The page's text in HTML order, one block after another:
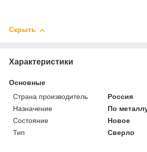
Скрыть
Характеристики
Основные
Страна производитель
Россия
Назначение
По
Состояние
Новое
Тип
Сверло